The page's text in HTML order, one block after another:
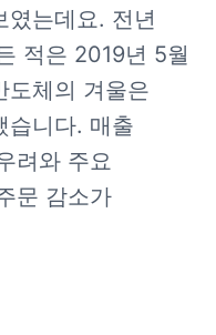
였는데요. 전년
적은 2019년 5월
도체의 겨울은
습니다. 매출
려와 주요
문 감소가